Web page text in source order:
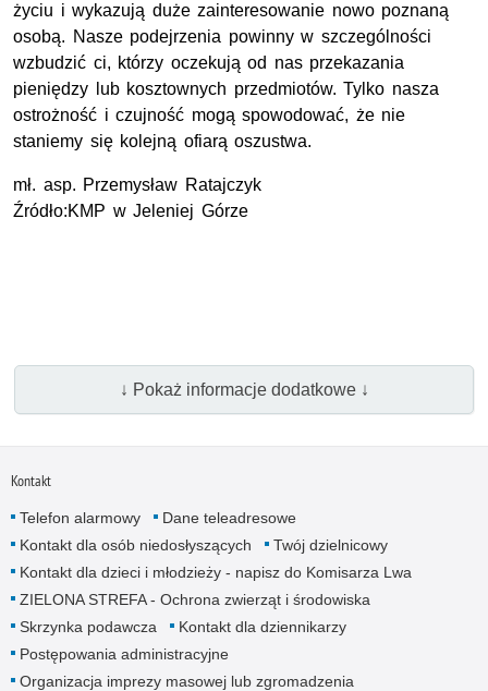
życiu i wykazują duże zainteresowanie nowo poznaną
osobą. Nasze podejrzenia powinny w szczególności
wzbudzić ci, którzy oczekują od nas przekazania
pieniędzy lub kosztownych przedmiotów. Tylko nasza
ostrożność i czujność mogą spowodować, że nie
staniemy się kolejną ofiarą oszustwa.
mł. asp. Przemysław Ratajczyk
Źródło:KMP w Jeleniej Górze
↓ Pokaż informacje dodatkowe ↓
Kontakt
Telefon alarmowy
Dane teleadresowe
Kontakt dla osób niedosłyszących
Twój dzielnicowy
Kontakt dla dzieci i młodzieży - napisz do Komisarza Lwa
ZIELONA STREFA - Ochrona zwierząt i środowiska
Skrzynka podawcza
Kontakt dla dziennikarzy
Postępowania administracyjne
Organizacja imprezy masowej lub zgromadzenia